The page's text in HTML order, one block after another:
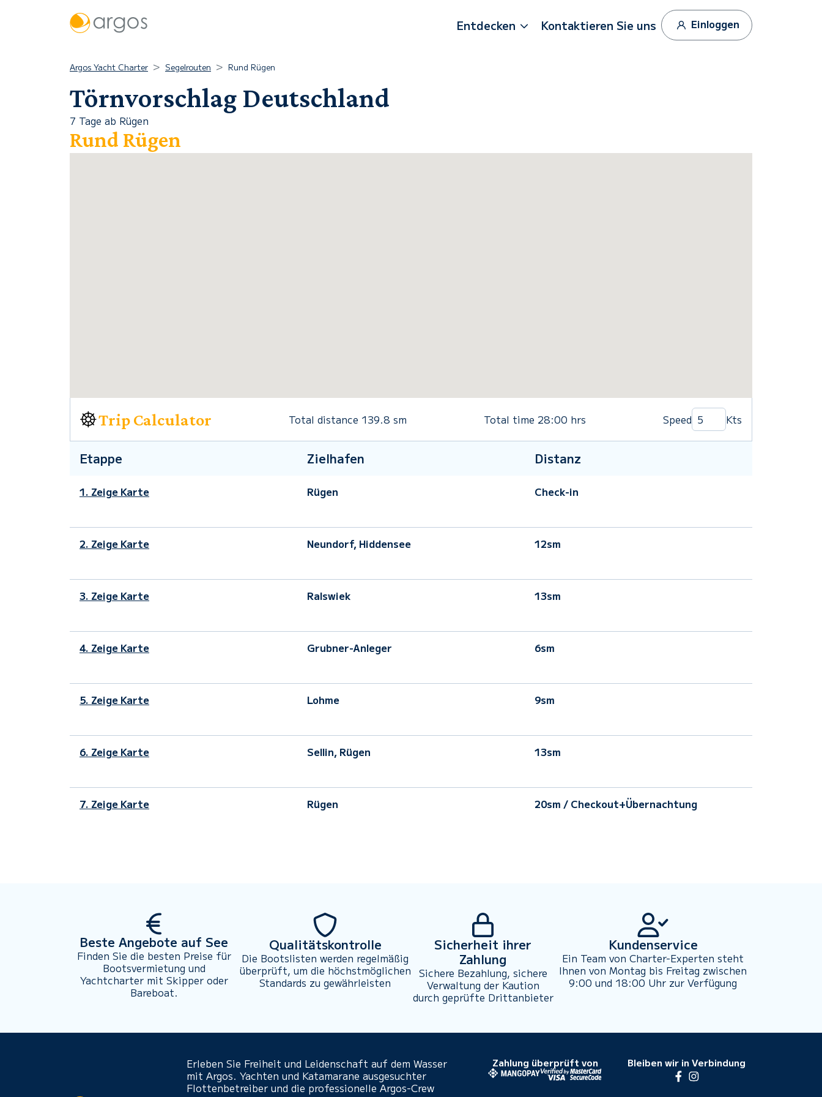
Entdecken Kontaktieren Sie uns Einloggen
Argos Yacht Charter Segelrouten Rund Rügen
Törnvorschlag Deutschland
7 Tage ab Rügen
Rund Rügen
Trip Calculator Total distance 139.8 sm Total time 28:00 hrs Speed Kts
Etappe Zielhafen Distanz
1. Zeige Karte Rügen Check-in
2. Zeige Karte Neundorf, Hiddensee 12sm
3. Zeige Karte Ralswiek 13sm
4. Zeige Karte Grubner-Anleger 6sm
5. Zeige Karte Lohme 9sm
6. Zeige Karte Sellin, Rügen 13sm
7. Zeige Karte Rügen 20sm / Checkout+Übernachtung
Beste Angebote auf See
Finden Sie die besten Preise für
Bootsvermietung und
Yachtcharter mit Skipper oder
Bareboat.
Qualitätskontrolle
Die Bootslisten werden regelmäßig
überprüft, um die höchstmöglichen
Standards zu gewährleisten
Sicherheit ihrer
Zahlung
Sichere Bezahlung, sichere
Verwaltung der Kaution
durch geprüfte Drittanbieter
Kundenservice
Ein Team von Charter-Experten steht
Ihnen von Montag bis Freitag zwischen
9:00 und 18:00 Uhr zur Verfügung
Erleben Sie Freiheit und Leidenschaft auf dem Wasser
mit Argos. Yachten und Katamarane ausgesuchter
Flottenbetreiber und die professionelle Argos-Crew
Zahlung überprüft von Bleiben wir in Verbindung